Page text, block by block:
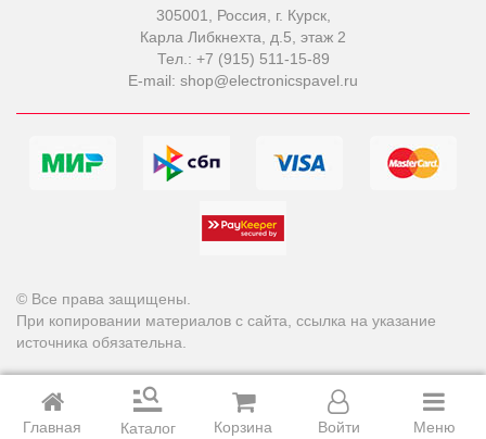
305001, Россия, г. Курск,
Карла Либкнехта, д.5, этаж 2
Тел.: +7 (915) 511-15-89
E-mail: shop@electronicspavel.ru
© Все права защищены.
При копировании материалов с сайта, ссылка на указание
источника обязательна.
Главная Каталог Корзина Войти Меню